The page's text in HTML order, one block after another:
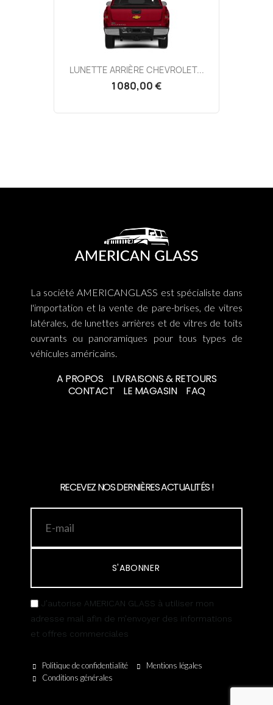
LUNETTE ARRIÈRE CHEVROLET...
1 080,00 €
La société AMERICANGLASS est spécialiste dans
l'importation et la vente de pare-brises, de vitres
latérales, de lunettes arrières et de vitres de toits
ouvrants ou panoramiques pour tous types de
véhicules américains.
A PROPOS
LIVRAISONS & RETOURS
CONTACT
LE MAGASIN FAQ
RECEVEZ NOS DERNIÈRES ACTUALITÉS !
S'ABONNER
J’autorise AMERICAN GLASS à utiliser mon
adresse mail afin de m’envoyer des informations
et offres commerciales
Politique de confidentialité
Mentions légales
Conditions générales